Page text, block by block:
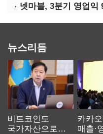
넷마블, 3분기 영업익
뉴스리듬
비트코인도
국가자산으로…'
카카
매출·